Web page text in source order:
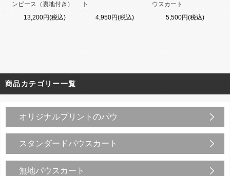
ンピース（裏地付き）
13,200円(税込)
ト
4,950円(税込)
ウスカート
5,500円(税込)
商品カテゴリー一覧
オリジナルプリントのパウ
スタンダードパウスカート
無地パウスカート